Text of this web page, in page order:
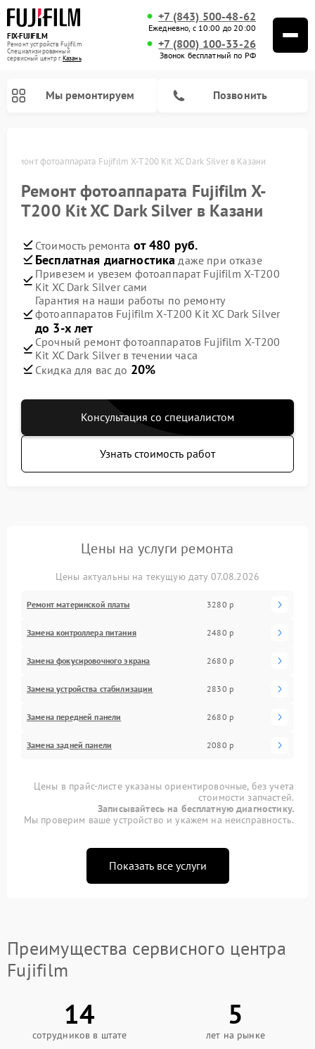
FIX-FUJIFILM
Ремонт устройств Fujifilm
Специализированный
cервисный центр г.Казань
+7 (843) 500-48-62
Ежедневно, с 10:00 до 20:00
+7 (800) 100-33-26
Звонок бесплатный по РФ
Мы ремонтируем Позвонить
Ремонт фотоаппарата Fujifilm X-T200 Kit XC Dark Silver в Казани
Ремонт фотоаппарата Fujifilm X-
T200 Kit XC Dark Silver в Казани
Стоимость ремонта от 480 руб.
Бесплатная диагностика даже при отказе
Привезем и увезем фотоаппарат Fujifilm X-T200
Kit XC Dark Silver сами
Гарантия на наши работы по ремонту
фотоаппаратов Fujifilm X-T200 Kit XC Dark Silver
до 3-х лет
Срочный ремонт фотоаппаратов Fujifilm X-T200
Kit XC Dark Silver в течении часа
Скидка для вас до 20%
Консультация со специалистом
Узнать стоимость работ
Цены на услуги ремонта
Цены актуальны на текущую дату 07.08.2026
Ремонт материнской платы 3280 р
Замена контроллера питания 2480 р
Замена фокусировочного экрана 2680 р
Замена устройства стабилизации 2830 р
Замена передней панели 2680 р
Замена задней панели 2080 р
Цены в прайс-листе указаны ориентировочные, без учета
стоимости запчастей.
Записывайтесь на бесплатную диагностику.
Мы проверим ваше устройство и укажем на неисправность.
Показать все услуги
Преимущества сервисного центра
Fujifilm
14
сотрудников в штате
5
лет на рынке